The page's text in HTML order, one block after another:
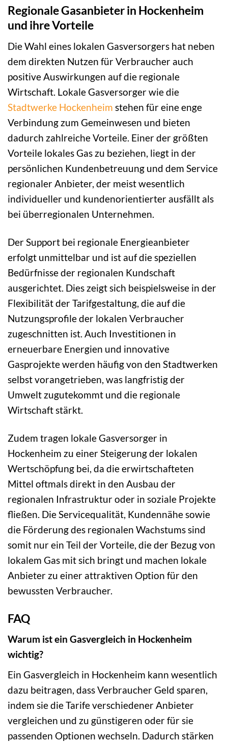
Regionale Gasanbieter in Hockenheim
und ihre Vorteile
Die Wahl eines lokalen Gasversorgers hat neben
dem direkten Nutzen für Verbraucher auch
positive Auswirkungen auf die regionale
Wirtschaft. Lokale Gasversorger wie die
Stadtwerke Hockenheim stehen für eine enge
Verbindung zum Gemeinwesen und bieten
dadurch zahlreiche Vorteile. Einer der größten
Vorteile lokales Gas zu beziehen, liegt in der
persönlichen Kundenbetreuung und dem Service
regionaler Anbieter, der meist wesentlich
individueller und kundenorientierter ausfällt als
bei überregionalen Unternehmen.
Der Support bei regionale Energieanbieter
erfolgt unmittelbar und ist auf die speziellen
Bedürfnisse der regionalen Kundschaft
ausgerichtet. Dies zeigt sich beispielsweise in der
Flexibilität der Tarifgestaltung, die auf die
Nutzungsprofile der lokalen Verbraucher
zugeschnitten ist. Auch Investitionen in
erneuerbare Energien und innovative
Gasprojekte werden häufig von den Stadtwerken
selbst vorangetrieben, was langfristig der
Umwelt zugutekommt und die regionale
Wirtschaft stärkt.
Zudem tragen lokale Gasversorger in
Hockenheim zu einer Steigerung der lokalen
Wertschöpfung bei, da die erwirtschafteten
Mittel oftmals direkt in den Ausbau der
regionalen Infrastruktur oder in soziale Projekte
fließen. Die Servicequalität, Kundennähe sowie
die Förderung des regionalen Wachstums sind
somit nur ein Teil der Vorteile, die der Bezug von
lokalem Gas mit sich bringt und machen lokale
Anbieter zu einer attraktiven Option für den
bewussten Verbraucher.
FAQ
Warum ist ein Gasvergleich in Hockenheim
wichtig?
Ein Gasvergleich in Hockenheim kann wesentlich
dazu beitragen, dass Verbraucher Geld sparen,
indem sie die Tarife verschiedener Anbieter
vergleichen und zu günstigeren oder für sie
passenden Optionen wechseln. Dadurch stärken